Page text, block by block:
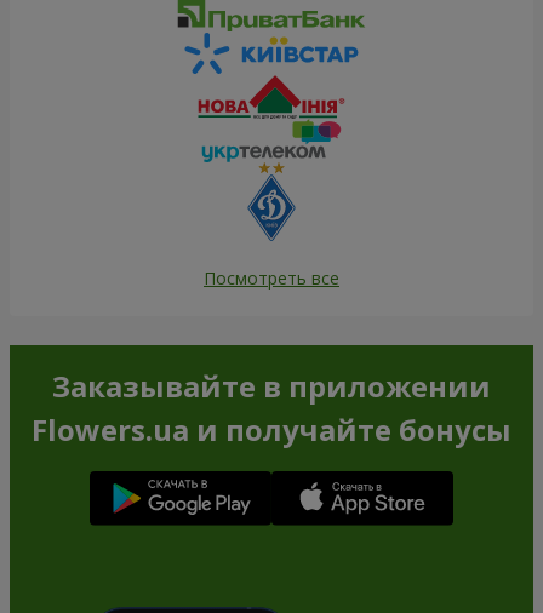
Посмотреть все
Заказывайте в приложении
Flowers.ua и получайте бонусы